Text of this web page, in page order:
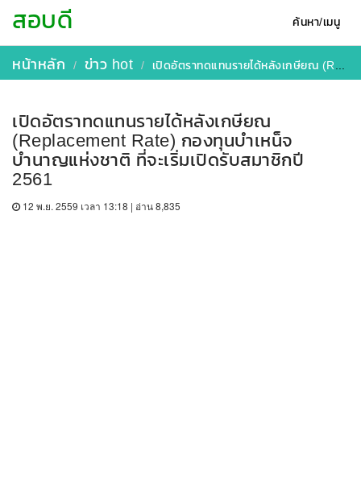
ค้นหา/เมนู
สอบดี
หน้าหลัก ข่าว hot เปิดอัตราทดแทนรายได้หลังเกษียณ (Replacement Rate) กองทุนบำเหน็จบำนาญแห่งชาติ ที่จะเริ่มเปิดรับสมาชิกปี 2561
เปิดอัตราทดแทนรายได้หลังเกษียณ
(Replacement Rate) กองทุนบำเหน็จ
บำนาญแห่งชาติ ที่จะเริ่มเปิดรับสมาชิกปี
2561
12 พ.ย. 2559 เวลา 13:18 | อ่าน 8,835